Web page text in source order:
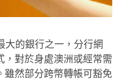
的銀行之一，分行網
，對於身處澳洲或經常需
雖然部分跨幣轉帳可豁免